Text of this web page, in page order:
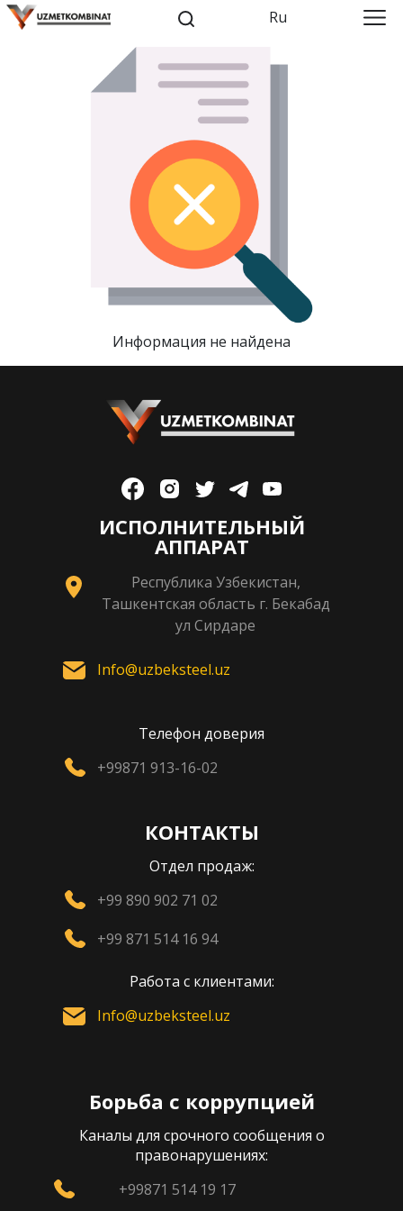
Ru
Информация не найдена
ИСПОЛНИТЕЛЬНЫЙ
АППАРАТ
Республика Узбекистан,
Ташкентская область г. Бекабад
ул Сирдаре
Info@uzbeksteel.uz
Телефон доверия
+99871 913-16-02
КОНТАКТЫ
Отдел продаж:
+99 890 902 71 02
+99 871 514 16 94
Работа с клиентами:
Info@uzbeksteel.uz
Борьба с коррупцией
Каналы для срочного сообщения о
правонарушениях:
+99871 514 19 17